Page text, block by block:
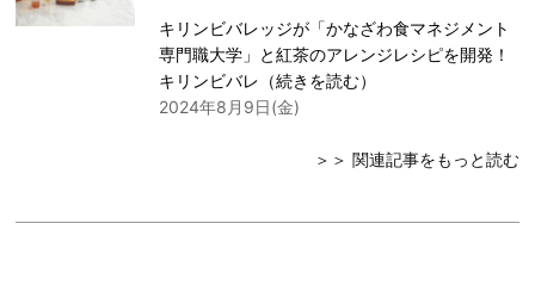
キリンビバレッジが「かなざわ食マネジメント
専門職大学」と紅茶のアレンジレシピを開発！
キリンビバレ（続きを読む）
2024年8月9日(金)
＞＞ 関連記事をもっと読む